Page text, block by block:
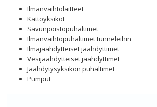
Ilmanvaihtolaitteet
Kattoyksiköt
Savunpoistopuhaltimet
Ilmanvaihtopuhaltimet tunneleihin
Ilmajäähdytteiset jäähdyttimet
Vesijäähdytteiset jäähdyttimet
Jäähdytysyksikön puhaltimet
Pumput